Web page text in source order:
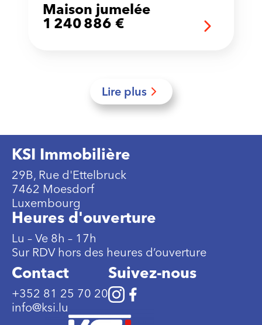
Maison jumelée
1 240 886 €
Lire plus
KSI Immobilière
29B, Rue d'Ettelbruck
7462 Moesdorf
Luxembourg
Heures d'ouverture
Lu – Ve 8h – 17h
Sur RDV hors des heures d’ouverture
Contact
+352 81 25 70 20
info@ksi.lu
Suivez-nous